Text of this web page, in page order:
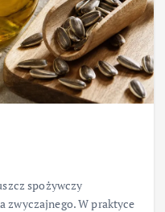
spożywczy
zwyczajnego. W praktyce